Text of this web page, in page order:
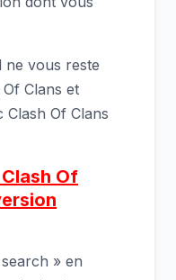
ne vous reste
Of Clans et
Clash Of Clans
Of
» en